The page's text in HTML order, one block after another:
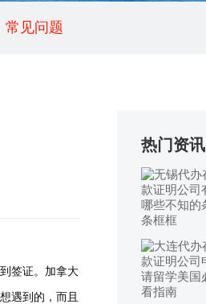
常见问题
签证。加拿大
遇到的，而且
热门资讯